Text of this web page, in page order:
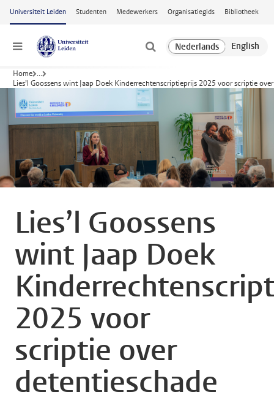
Ga naar hoofdinhoud
Universiteit Leiden Studenten Medewerkers Organisatiegids Bibliotheek
Menu
Home ...
Lies’l Goossens wint Jaap Doek Kinderrechtenscriptieprijs 2025 voor scriptie
Lies’l Goossens
wint Jaap Doek
2025 voor
scriptie over
detentieschade